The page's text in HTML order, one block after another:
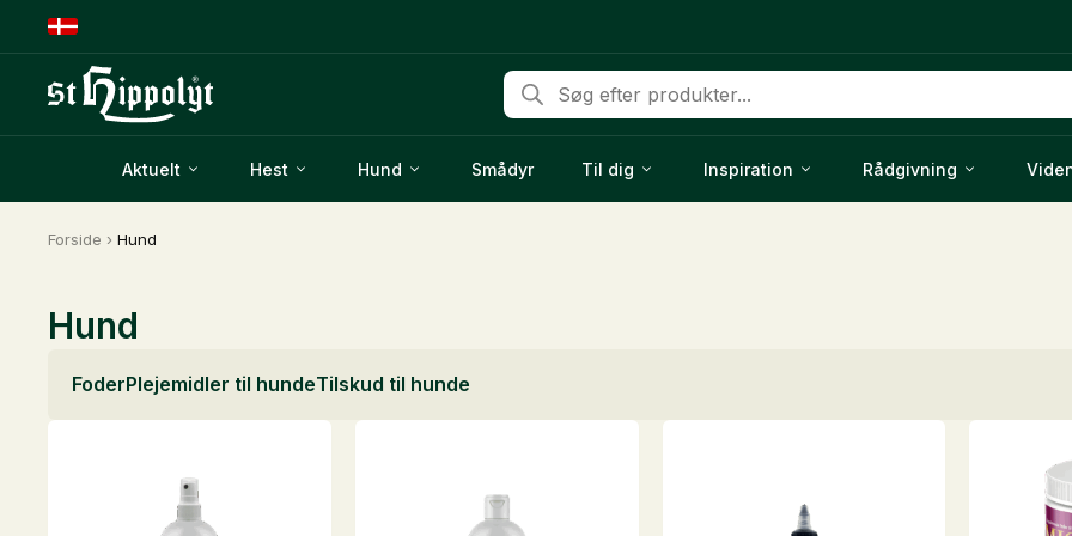
Products
search
Aktuelt Hest Hund Smådyr Til dig Inspiration Rådgivning
Forside › Hund
Hund
FoderPlejemidler til hundeTilskud til hunde